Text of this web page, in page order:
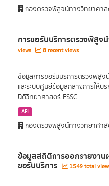
กองตรวจพิสูจน์ทางวิทยาศา
การขอรับบริการตรวจพิสูจ
views
8 recent views
ข้อมูลการขอรับบริการตรวจพิสูจ
และระบบศูนย์ข้อมูลกลางการให้บ
นิติวิทยาศาสตร์ FSSC
API
กองตรวจพิสูจน์ทางวิทยาศา
ข้อมูลสถิติการออกรายงา
ขอรับบริการ 1549 total